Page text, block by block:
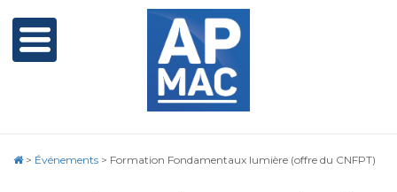
> Événements > Formation Fondamentaux lumière (offre du CNFPT)